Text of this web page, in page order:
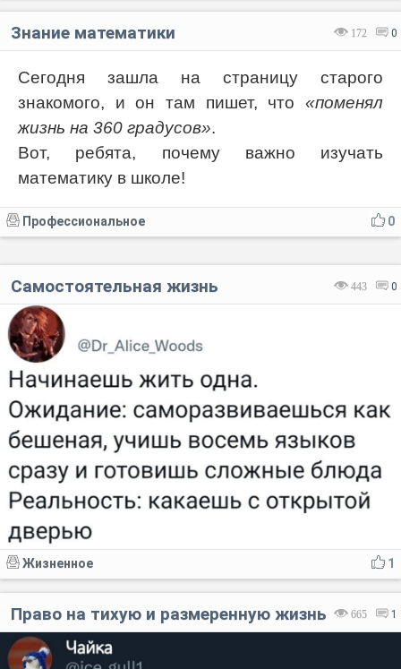
172 0
Знание математики
Сегодня зашла на страницу старого
знакомого, и он там пишет, что «поменял
жизнь на 360 градусов».
Вот, ребята, почему важно изучать
математику в школе!
0
Профессиональное
443 0
Самостоятельная жизнь
1
Жизненное
665 1
Право на тихую и размеренную жизнь